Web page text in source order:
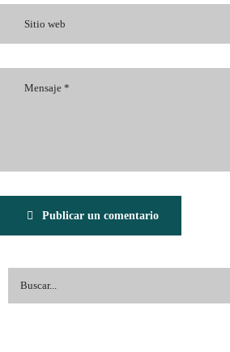
Publicar un comentario